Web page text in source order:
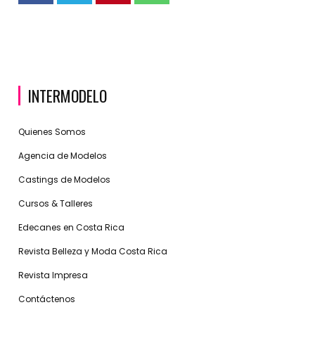
INTERMODELO
Quienes Somos
Agencia de Modelos
Castings de Modelos
Cursos & Talleres
Edecanes en Costa Rica
Revista Belleza y Moda Costa Rica
Revista Impresa
Contáctenos